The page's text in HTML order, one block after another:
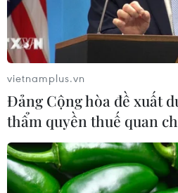
Mặc dù mới xuất khẩu từ tháng
riêng Việt Nam cũng đã chiếm
thị trường Trung Quốc và chỉ
68% thị phần).
vietnamplus.vn
Đảng Cộng hòa đề xuất
thẩm quyền thuế quan